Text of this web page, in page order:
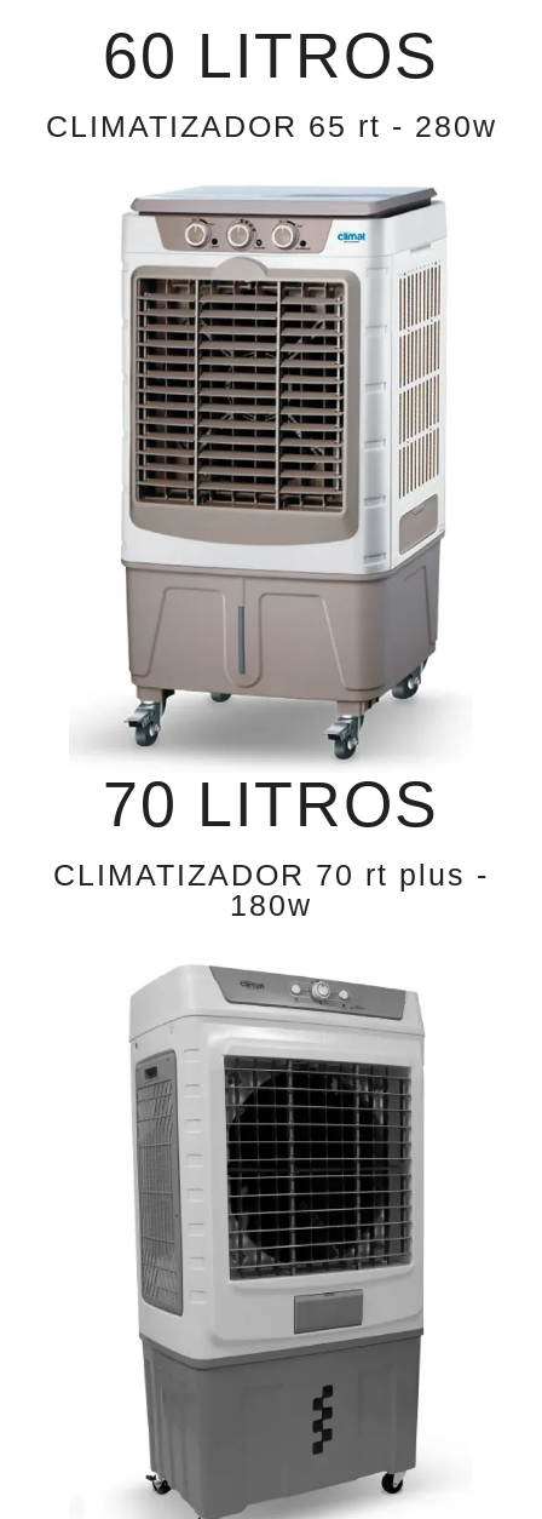
60 LITROS
CLIMATIZADOR 65 rt - 280w
70 LITROS
CLIMATIZADOR 70 rt plus -
180w